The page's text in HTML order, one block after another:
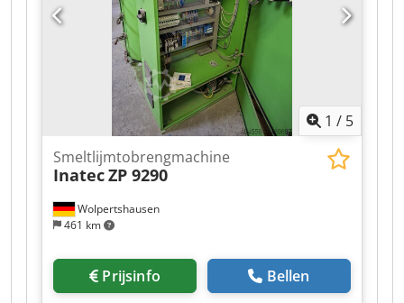
industriële sectoren Yorick Diebels
1 / 5
Wolpertshausen
461 km
Smeltlijmtobrengmachine
InatecZP 9290
Prijsinfo Bellen